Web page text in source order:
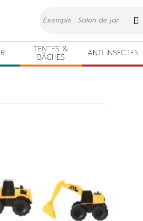
TENTES &
BÂCHES ANTI INSECTES